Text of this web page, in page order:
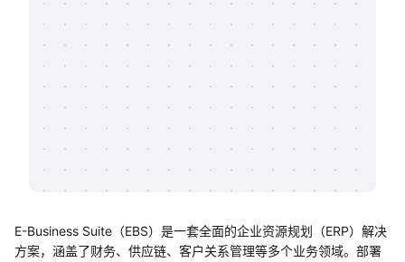
支持
知识分享社区
E-Business Suite（EBS）是一套全面的企业资源规划（ERP）解决
方案，涵盖了财务、供应链、客户关系管理等多个业务领域。部署